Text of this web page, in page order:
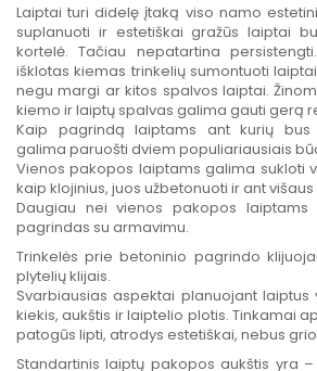
Laiptai turi didelę įtaką viso namo
suplanuoti ir estetiškai gražūs laiptai
kortelė. Tačiau nepatartina
išklotas kiemas trinkelių sumontuoti
negu margi ar kitos spalvos laiptai.
kiemo ir laiptų spalvas galima gauti gerą
Kaip pagrindą laiptams ant kurių bus
galima paruošti dviem populiariausiais
Vienos pakopos laiptams galima sukloti
kaip klojinius, juos užbetonuoti ir ant
Daugiau nei vienos pakopos laiptams
pagrindas su armavimu.
Trinkelės prie betoninio pagrindo
plytelių klijais.
Svarbiausias aspektai planuojant
kiekis, aukštis ir laiptelio plotis. Tinkamai
patogūs lipti, atrodys estetiškai, nebus
Standartinis laiptų pakopos aukštis yra –